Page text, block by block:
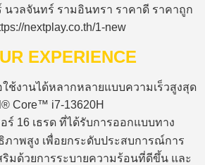
EXPERIENCE
ใช้งานได้หลากหลายแบบความเร็วสูงสุด
Core™ i7-13620H
ร์ 16 เธรด ที่ได้รับการออกแบบทาง
าพสูง เพื่อยกระดับประสบการณ์การ
ริมด้วยการระบายความร้อนที่ดีขึ้น และ